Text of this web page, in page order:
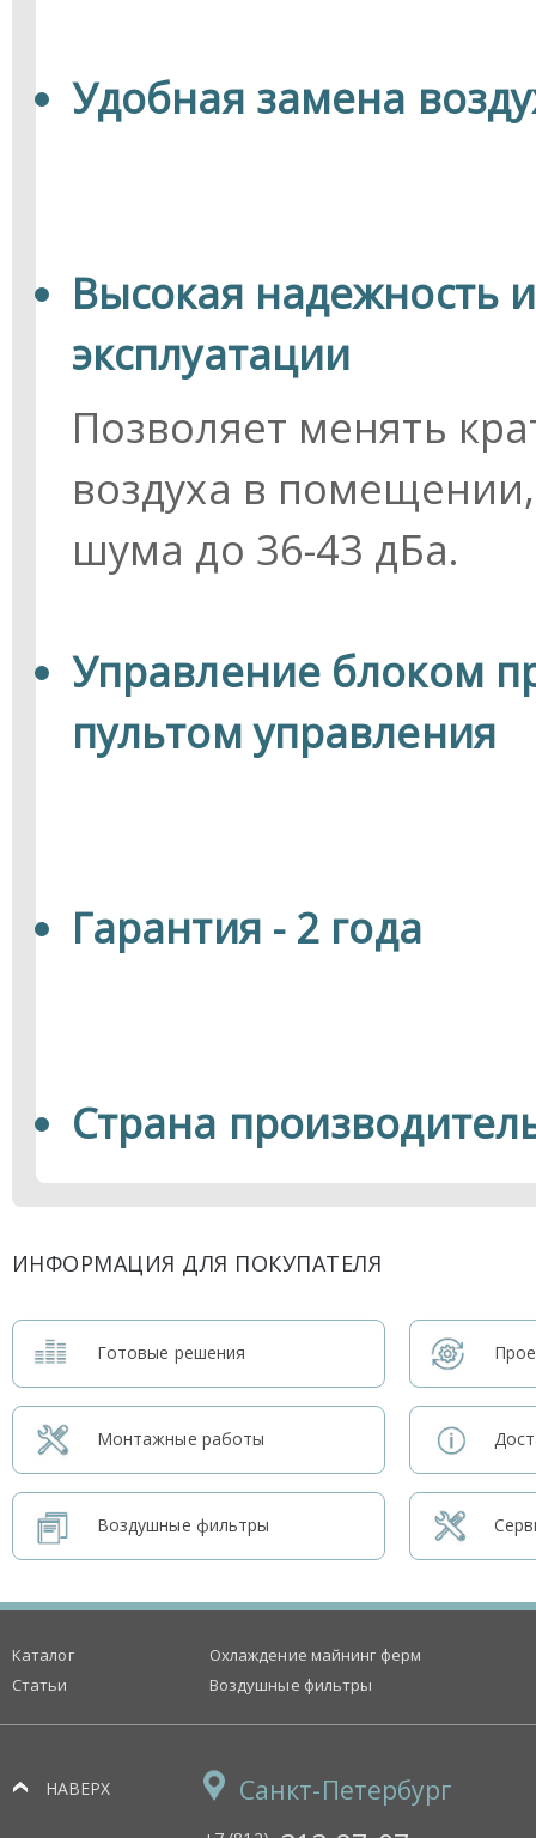
Удобная замена
Высокая надежность
эксплуатации
Позволяет менять
воздуха в
шума до 36-43 дБа.
Управление блоком
пультом управления
Гарантия - 2 года
Страна
ИНФОРМАЦИЯ ДЛЯ ПОКУПАТЕЛЯ
Готовые решения
Монтажные работы
Воздушные фильтры
Каталог
Статьи
Охлаждение майнинг ферм
Воздушные фильтры
НАВЕРХ Санкт-Петербург